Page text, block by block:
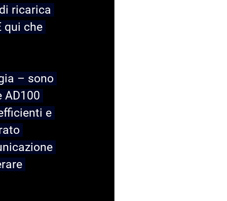
ricarica
qui che
– sono
e